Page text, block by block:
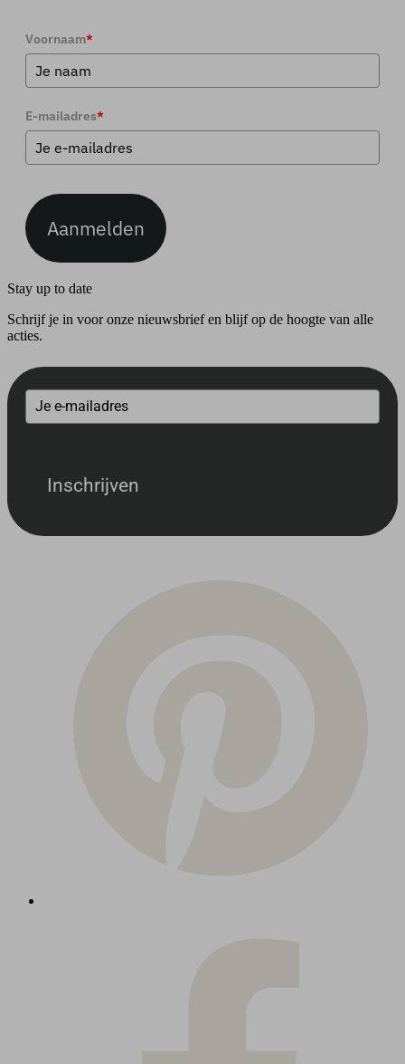
Voornaam*
E-mailadres*
Aanmelden
Stay up to date
Schrijf je in voor onze nieuwsbrief en blijf op de hoogte van alle
acties.
Inschrijven